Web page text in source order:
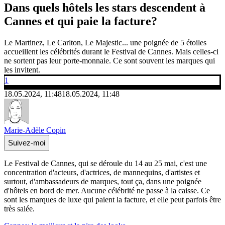
Dans quels hôtels les stars descendent à
Cannes et qui paie la facture?
Le Martinez, Le Carlton, Le Majestic... une poignée de 5 étoiles
accueillent les célébrités durant le Festival de Cannes. Mais celles-ci
ne sortent pas leur porte-monnaie. Ce sont souvent les marques qui
les invitent.
1
18.05.2024, 11:4818.05.2024, 11:48
Marie-Adèle Copin
Suivez-moi
Le Festival de Cannes, qui se déroule du 14 au 25 mai, c'est une
concentration d'acteurs, d'actrices, de mannequins, d'artistes et
surtout, d'ambassadeurs de marques, tout ça, dans une poignée
d'hôtels en bord de mer. Aucune célébrité ne passe à la caisse. Ce
sont les marques de luxe qui paient la facture, et elle peut parfois être
très salée.